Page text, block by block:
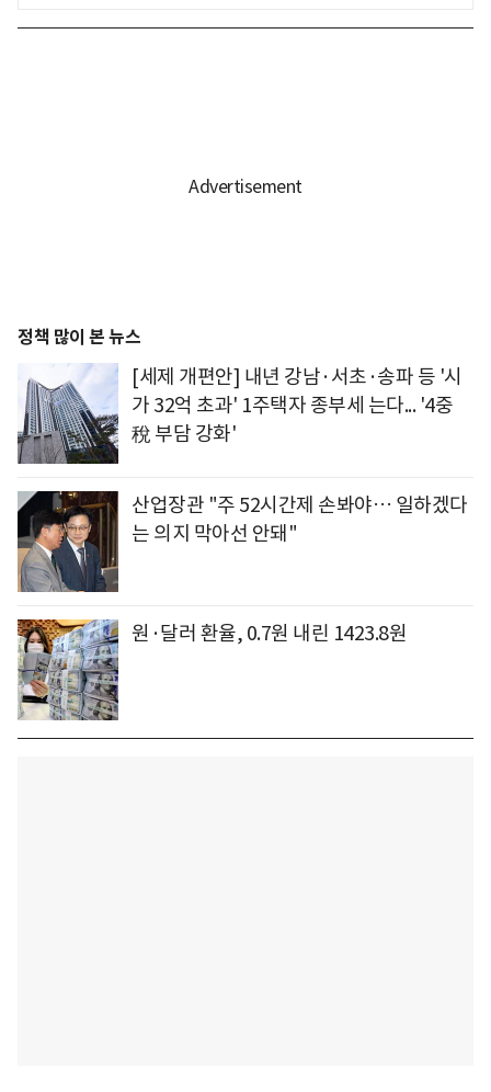
정책 많이 본 뉴스
[세제 개편안] 내년 강남·서초·송파 등 '시
가 32억 초과' 1주택자 종부세 는다... '4중
稅 부담 강화'
산업장관 "주 52시간제 손봐야… 일하겠다
는 의지 막아선 안돼"
원·달러 환율, 0.7원 내린 1423.8원